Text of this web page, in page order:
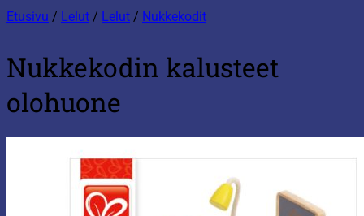
Etusivu / Lelut / Lelut / Nukkekodit
Nukkekodin kalusteet
olohuone